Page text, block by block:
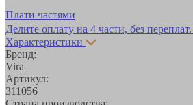
Плати частями
Делите оплату на 4 части, без переплат.
Характеристики
Бренд:
Vira
Артикул:
311056